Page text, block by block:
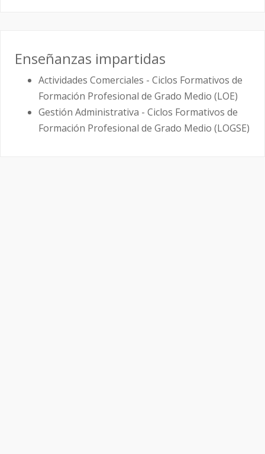
Enseñanzas impartidas
Actividades Comerciales - Ciclos Formativos de
Formación Profesional de Grado Medio (LOE)
Gestión Administrativa - Ciclos Formativos de
Formación Profesional de Grado Medio (LOGSE)